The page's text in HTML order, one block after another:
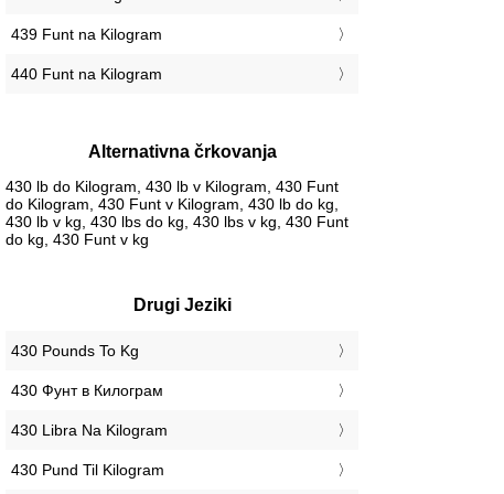
439 Funt na Kilogram
440 Funt na Kilogram
Alternativna črkovanja
430 lb do Kilogram, 430 lb v Kilogram, 430 Funt
do Kilogram, 430 Funt v Kilogram, 430 lb do kg,
430 lb v kg, 430 lbs do kg, 430 lbs v kg, 430 Funt
do kg, 430 Funt v kg
Drugi Jeziki
‎430 Pounds To Kg
‎430 Фунт в Килограм
‎430 Libra Na Kilogram
‎430 Pund Til Kilogram